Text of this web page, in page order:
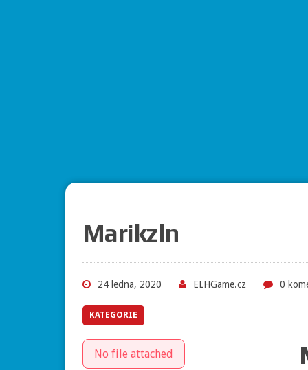
Marikzln
24 ledna, 2020 ELHGame.cz 0
KATEGORIE
No file attached